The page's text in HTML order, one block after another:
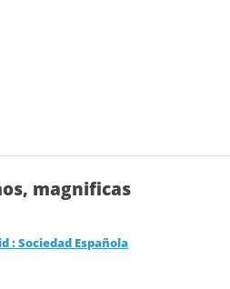
magnificas
: Sociedad Española